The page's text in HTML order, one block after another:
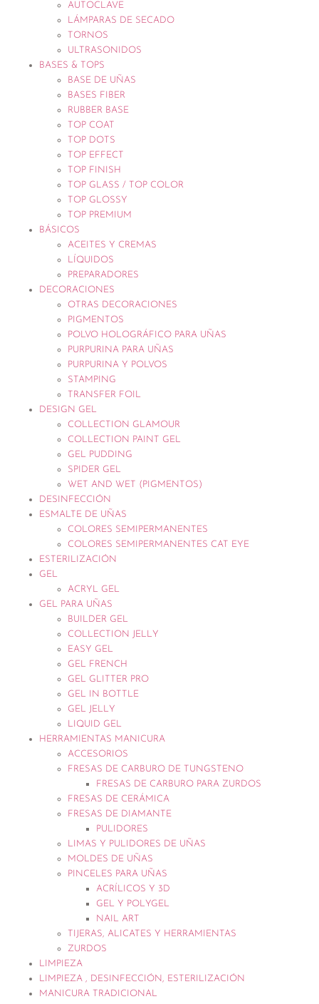
AUTOCLAVE
LÁMPARAS DE SECADO
TORNOS
ULTRASONIDOS
BASES & TOPS
BASE DE UÑAS
BASES FIBER
RUBBER BASE
TOP COAT
TOP DOTS
TOP EFFECT
TOP FINISH
TOP GLASS / TOP COLOR
TOP GLOSSY
TOP PREMIUM
BÁSICOS
ACEITES Y CREMAS
LÍQUIDOS
PREPARADORES
DECORACIONES
OTRAS DECORACIONES
PIGMENTOS
POLVO HOLOGRÁFICO PARA UÑAS
PURPURINA PARA UÑAS
PURPURINA Y POLVOS
STAMPING
TRANSFER FOIL
DESIGN GEL
COLLECTION GLAMOUR
COLLECTION PAINT GEL
GEL PUDDING
SPIDER GEL
WET AND WET (PIGMENTOS)
DESINFECCIÓN
ESMALTE DE UÑAS
COLORES SEMIPERMANENTES
COLORES SEMIPERMANENTES CAT EYE
ESTERILIZACIÓN
GEL
ACRYL GEL
GEL PARA UÑAS
BUILDER GEL
COLLECTION JELLY
EASY GEL
GEL FRENCH
GEL GLITTER PRO
GEL IN BOTTLE
GEL JELLY
LIQUID GEL
HERRAMIENTAS MANICURA
ACCESORIOS
FRESAS DE CARBURO DE TUNGSTENO
FRESAS DE CARBURO PARA ZURDOS
FRESAS DE CERÁMICA
FRESAS DE DIAMANTE
PULIDORES
LIMAS Y PULIDORES DE UÑAS
MOLDES DE UÑAS
PINCELES PARA UÑAS
ACRÍLICOS Y 3D
GEL Y POLYGEL
NAIL ART
TIJERAS, ALICATES Y HERRAMIENTAS
ZURDOS
LIMPIEZA
LIMPIEZA , DESINFECCIÓN, ESTERILIZACIÓN
MANICURA TRADICIONAL